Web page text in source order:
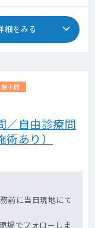
細をみる
不問
／自由診療問
あり）
前に当日現地にて
場でフォローしま